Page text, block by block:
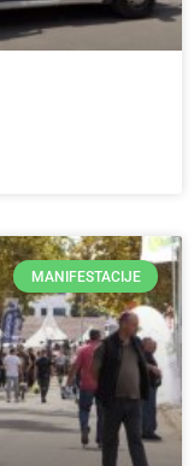
MANIFESTACIJE